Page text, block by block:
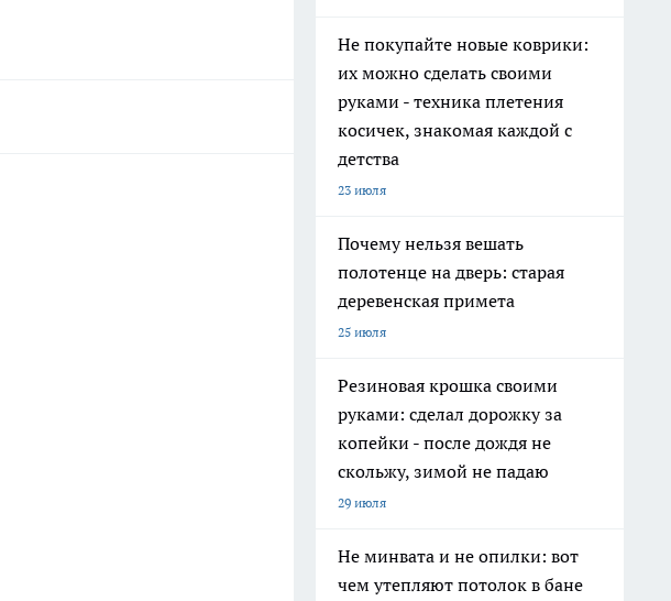
Не покупайте новые коврики:
их можно сделать своими
руками - техника плетения
косичек, знакомая каждой с
детства
23 июля
Почему нельзя вешать
полотенце на дверь: старая
деревенская примета
25 июля
Резиновая крошка своими
руками: сделал дорожку за
копейки - после дождя не
скольжу, зимой не падаю
29 июля
Не минвата и не опилки: вот
чем утепляют потолок в бане